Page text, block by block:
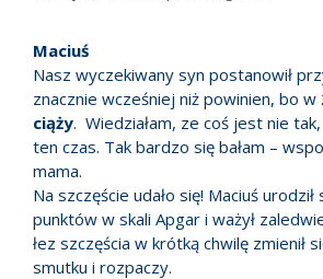
Maciuś
Nasz wyczekiwany syn postanowił
znacznie wcześniej niż powinien, bo w
ciąży. Wiedziałam, ze coś jest nie
ten czas. Tak bardzo się bałam –
mama.
Na szczęście udało się! Maciuś urodził
punktów w skali Apgar i ważył
łez szczęścia w krótką chwilę zmienił
smutku i rozpaczy.